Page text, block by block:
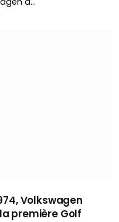
Volkswagen
première Golf